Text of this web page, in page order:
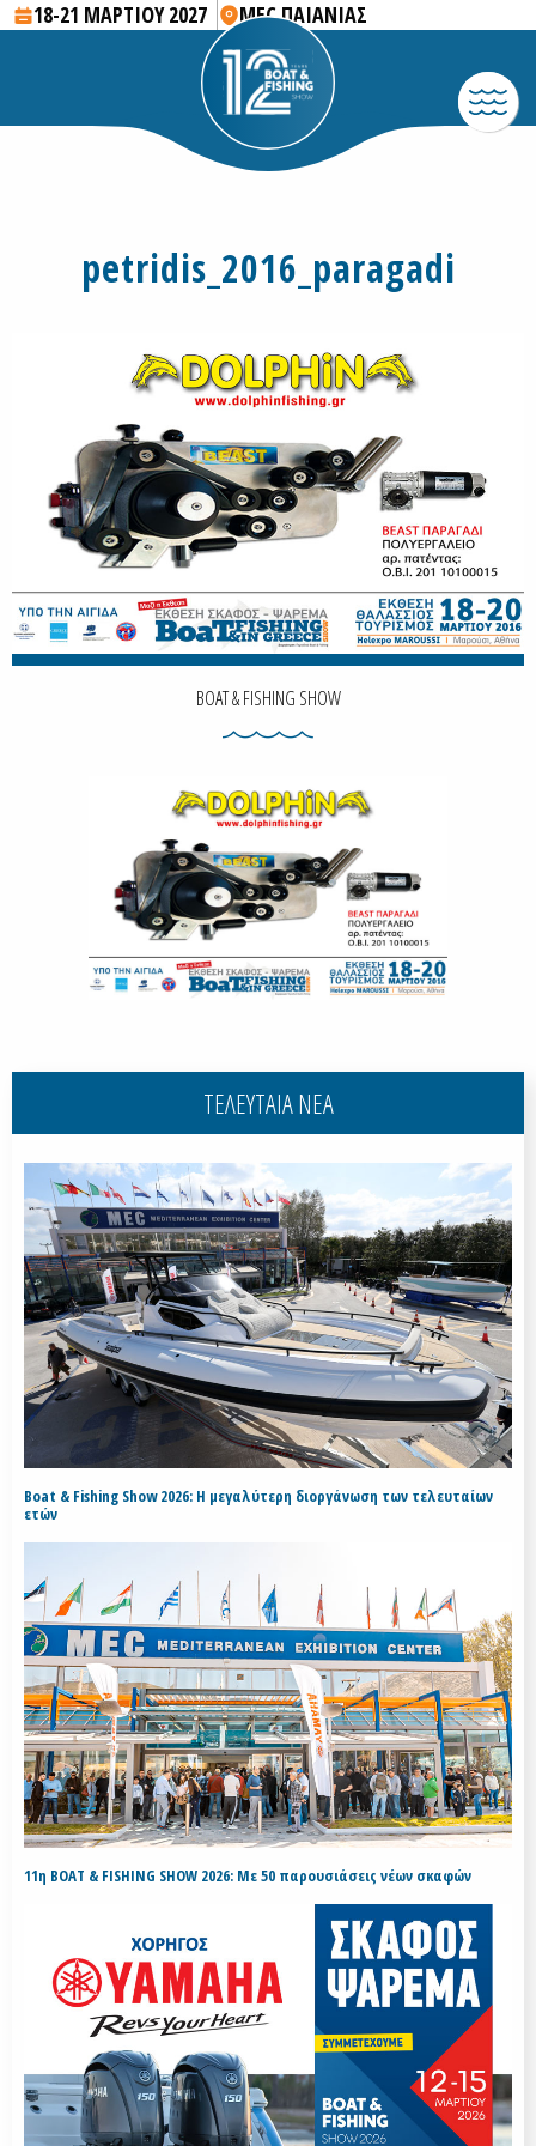
18-21 ΜΑΡΤΙΟΥ 2027 MEC ΠΑΙΑΝΙΑΣ
petridis_2016_paragadi
BOAT & FISHING SHOW
ΤΕΛΕΥΤΑΙΑ ΝΕΑ
Boat & Fishing Show 2026: Η μεγαλύτερη διοργάνωση των τελευταίων
ετών
11η BOAT & FISHING SHOW 2026: Με 50 παρουσιάσεις νέων σκαφών